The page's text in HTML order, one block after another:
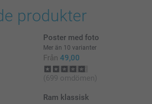
postern blev uppskattad – och
idé som present. 💐
produkter
Poster med foto
Mer än 10 varianter
Från 49,00
(699 omdömen)
Ram klassisk